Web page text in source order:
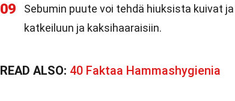
09
Sebumin puute voi tehdä hiuksista kuivat
katkeiluun ja kaksihaaraisiin.
READ ALSO: 40 Faktaa Hammashygienia